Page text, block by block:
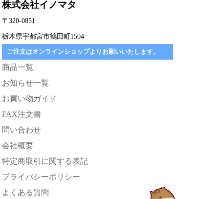
株式会社イノマタ
〒320-0851
栃木県宇都宮市鶴田町1504
ご注文はオンラインショップよりお願いいたします。
商品一覧
お知らせ一覧
お買い物ガイド
FAX注文書
問い合わせ
会社概要
特定商取引に関する表記
プライバシーポリシー
よくある質問